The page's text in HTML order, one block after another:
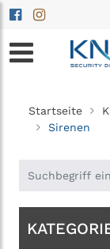
Startseite
Sirenen